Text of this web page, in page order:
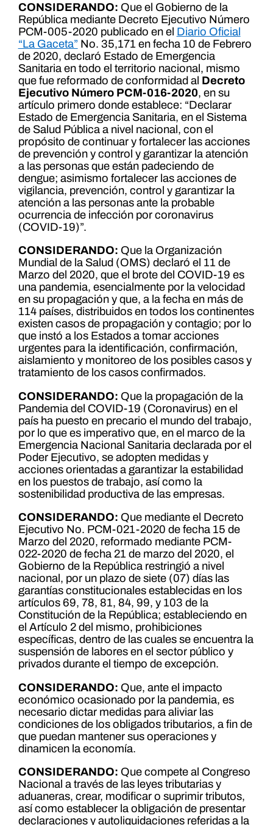
CONSIDERANDO: Que el Gobierno de la
República mediante Decreto Ejecutivo Número
PCM-005-2020 publicado en el Diario Oficial
“La Gaceta” No. 35,171 en fecha 10 de Febrero
de 2020, declaró Estado de Emergencia
Sanitaria en todo el territorio nacional, mismo
que fue reformado de conformidad al Decreto
Ejecutivo Número PCM-016-2020, en su
artículo primero donde establece: “Declarar
Estado de Emergencia Sanitaria, en el Sistema
de Salud Pública a nivel nacional, con el
propósito de continuar y fortalecer las acciones
de prevención y control y garantizar la atención
a las personas que están padeciendo de
dengue; asimismo fortalecer las acciones de
vigilancia, prevención, control y garantizar la
atención a las personas ante la probable
ocurrencia de infección por coronavirus
(COVID-19)”.
CONSIDERANDO: Que la Organización
Mundial de la Salud (OMS) declaró el 11 de
Marzo del 2020, que el brote del COVID-19 es
una pandemia, esencialmente por la velocidad
en su propagación y que, a la fecha en más de
114 países, distribuidos en todos los continentes
existen casos de propagación y contagio; por lo
que instó a los Estados a tomar acciones
urgentes para la identificación, confirmación,
aislamiento y monitoreo de los posibles casos y
tratamiento de los casos confirmados.
CONSIDERANDO: Que la propagación de la
Pandemia del COVID-19 (Coronavirus) en el
país ha puesto en precario el mundo del trabajo,
por lo que es imperativo que, en el marco de la
Emergencia Nacional Sanitaria declarada por el
Poder Ejecutivo, se adopten medidas y
acciones orientadas a garantizar la estabilidad
en los puestos de trabajo, así como la
sostenibilidad productiva de las empresas.
CONSIDERANDO: Que mediante el Decreto
Ejecutivo No. PCM-021-2020 de fecha 15 de
Marzo del 2020, reformado mediante PCM-
022-2020 de fecha 21 de marzo del 2020, el
Gobierno de la República restringió a nivel
nacional, por un plazo de siete (07) días las
garantías constitucionales establecidas en los
artículos 69, 78, 81, 84, 99, y 103 de la
Constitución de la República; estableciendo en
el Artículo 2 del mismo, prohibiciones
específicas, dentro de las cuales se encuentra la
suspensión de labores en el sector público y
privados durante el tiempo de excepción.
CONSIDERANDO: Que, ante el impacto
económico ocasionado por la pandemia, es
necesario dictar medidas para aliviar las
condiciones de los obligados tributarios, a fin de
que puedan mantener sus operaciones y
dinamicen la economía.
CONSIDERANDO: Que compete al Congreso
Nacional a través de las leyes tributarias y
aduaneras, crear, modificar o suprimir tributos,
así como establecer la obligación de presentar
declaraciones y autoliquidaciones referidas a la